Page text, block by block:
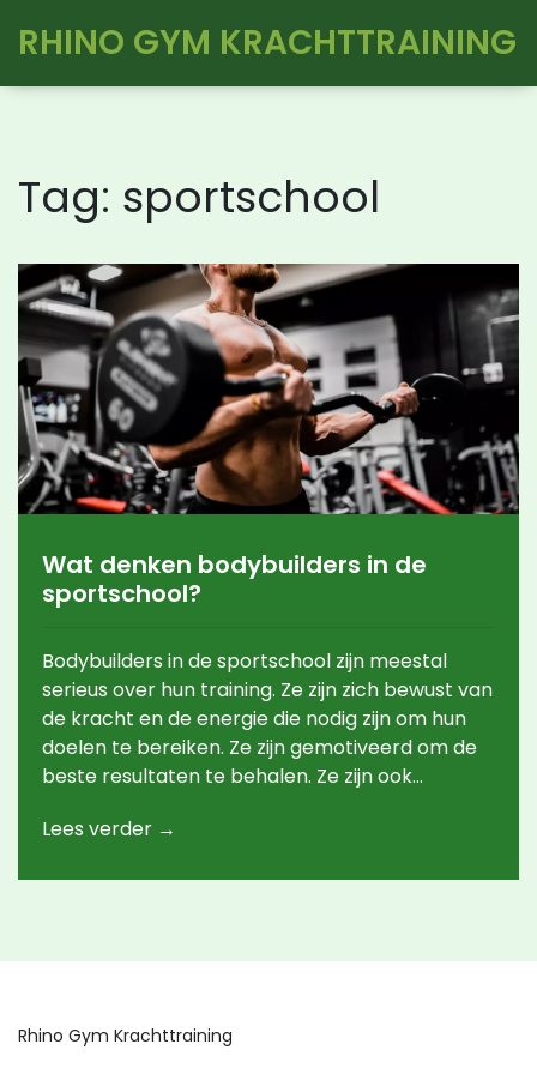
RHINO GYM KRACHTTRAINING
Tag: sportschool
Wat denken bodybuilders in de
sportschool?
Bodybuilders in de sportschool zijn meestal
serieus over hun training. Ze zijn zich bewust van
de kracht en de energie die nodig zijn om hun
doelen te bereiken. Ze zijn gemotiveerd om de
beste resultaten te behalen. Ze zijn ook
ze weten dat het een belangrijke factor is in het
Lees verder →
Rhino Gym Krachttraining